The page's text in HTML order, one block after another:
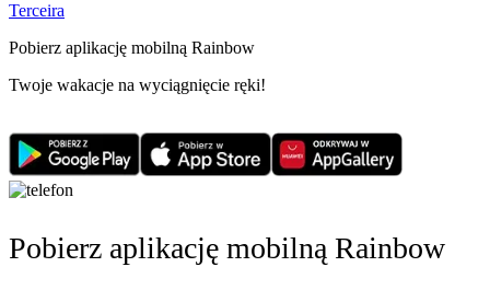
Terceira
Pobierz aplikację mobilną Rainbow
Twoje wakacje na wyciągnięcie ręki!
Pobierz aplikację mobilną Rainbow